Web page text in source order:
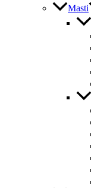
Masti